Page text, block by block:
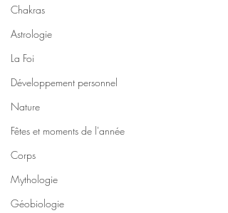
Chakras
Astrologie
La Foi
Développement personnel
Nature
Fêtes et moments de l'année
Corps
Mythologie
Géobiologie